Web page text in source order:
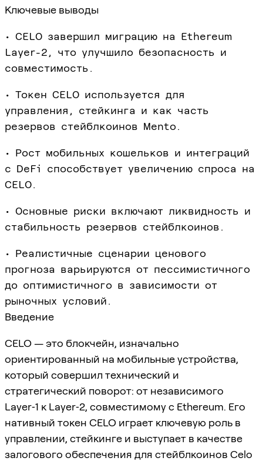
Ключевые выводы
• CELO завершил миграцию на Ethereum
Layer-2, что улучшило безопасность и
совместимость.
• Токен CELO используется для
управления, стейкинга и как часть
резервов стейблкоинов Mento.
• Рост мобильных кошельков и интеграций
с DeFi способствует увеличению спроса на
CELO.
• Основные риски включают ликвидность и
стабильность резервов стейблкоинов.
• Реалистичные сценарии ценового
прогноза варьируются от пессимистичного
до оптимистичного в зависимости от
рыночных условий.
Введение
CELO — это блокчейн, изначально
ориентированный на мобильные устройства,
который совершил технический и
стратегический поворот: от независимого
Layer‑1 к Layer‑2, совместимому с Ethereum. Его
нативный токен CELO играет ключевую роль в
управлении, стейкинге и выступает в качестве
залогового обеспечения для стейблкоинов Celo